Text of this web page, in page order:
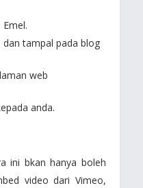
dan tampal pada blog
web
anda.
ini bkan hanya boleh
video dari Vimeo,